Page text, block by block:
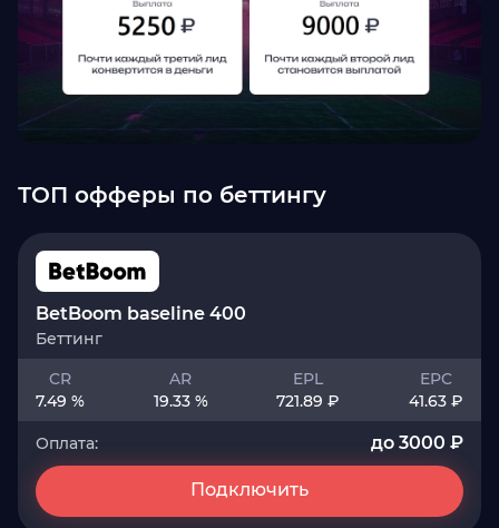
ТОП офферы по беттингу
BetBoom baseline 400
Беттинг
CR
7.49 %
AR
19.33 %
EPL
721.89 ₽
EPC
41.63 ₽
Оплата: до 3000 ₽
Подключить